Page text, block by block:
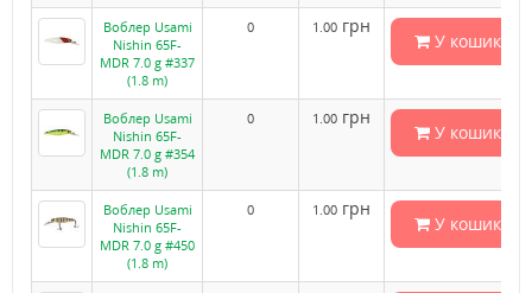
Воблер Usami
Nishin 65F-
MDR 7.0 g #337
(1.8 m)
0 1.00 грн
У кошик
Воблер Usami
Nishin 65F-
MDR 7.0 g #354
(1.8 m)
0 1.00 грн
У кошик
Воблер Usami
Nishin 65F-
MDR 7.0 g #450
(1.8 m)
0 1.00 грн
У кошик